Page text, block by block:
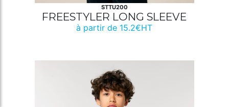
STTU200
FREESTYLER LONG SLEEVE
à partir de 15.2€HT